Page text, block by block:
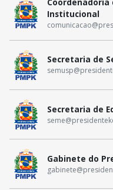
Institucional
Secretaria de
Secretaria de
Gabinete do